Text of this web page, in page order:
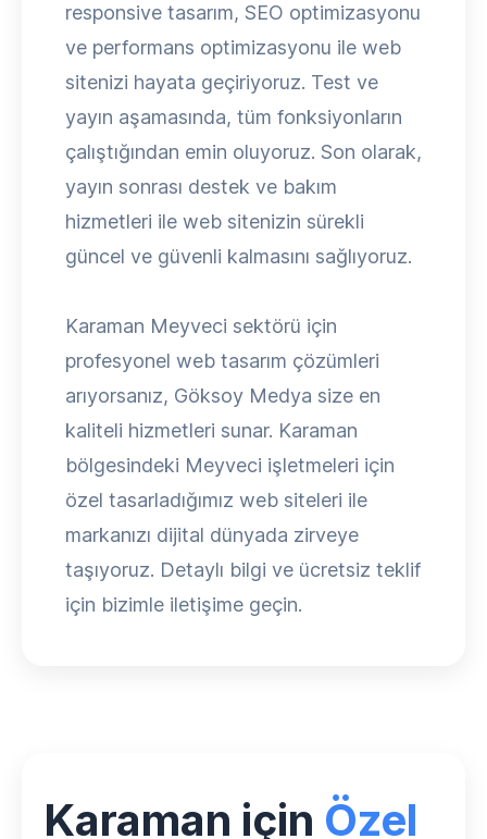
responsive tasarım, SEO optimizasyonu
ve performans optimizasyonu ile web
sitenizi hayata geçiriyoruz. Test ve
yayın aşamasında, tüm fonksiyonların
çalıştığından emin oluyoruz. Son olarak,
yayın sonrası destek ve bakım
hizmetleri ile web sitenizin sürekli
güncel ve güvenli kalmasını sağlıyoruz.
Karaman Meyveci sektörü için
profesyonel web tasarım çözümleri
arıyorsanız, Göksoy Medya size en
kaliteli hizmetleri sunar. Karaman
bölgesindeki Meyveci işletmeleri için
özel tasarladığımız web siteleri ile
markanızı dijital dünyada zirveye
taşıyoruz. Detaylı bilgi ve ücretsiz teklif
için bizimle iletişime geçin.
Karaman için Özel